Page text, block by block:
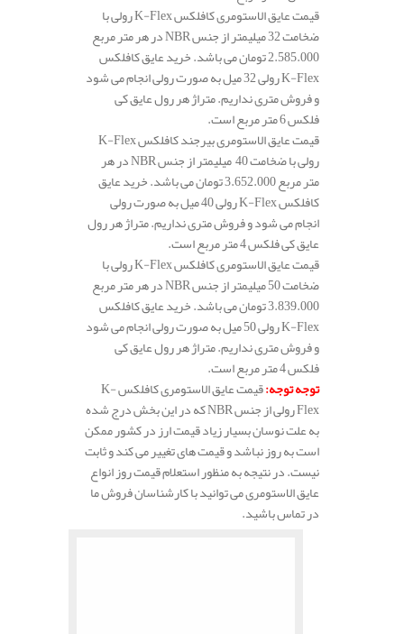
قیمت عایق الاستومری کافلکس K-Flex رولی با
ضخامت 32 میلیمتر از جنس NBR در هر متر مربع
2.585.000 تومان می باشد. خرید عایق کافلکس
K-Flex رولی 32 میل به صورت رولی انجام می شود
و فروش متری نداریم. متراژ هر رول عایق کی
فلکس 6 متر مربع است.
قیمت عایق الاستومری بیرجند کافلکس K-Flex
رولی با ضخامت 40 میلیمتر از جنس NBR در هر
متر مربع 3.652.000 تومان می باشد. خرید عایق
کافلکس K-Flex رولی 40 میل به صورت رولی
انجام می شود و فروش متری نداریم. متراژ هر رول
عایق کی فلکس 4 متر مربع است.
قیمت عایق الاستومری کافلکس K-Flex رولی با
ضخامت 50 میلیمتر از جنس NBR در هر متر مربع
3.839.000 تومان می باشد. خرید عایق کافلکس
K-Flex رولی 50 میل به صورت رولی انجام می شود
و فروش متری نداریم. متراژ هر رول عایق کی
فلکس 4 متر مربع است.
توجه توجه:
قیمت عایق الاستومری کافلکس K-
Flex رولی از جنس NBR که در این بخش درج شده
به علت نوسان بسیار زیاد قیمت ارز در کشور ممکن
است به روز نباشد و قیمت های تغییر می کند و ثابت
نیست. در نتیجه به منظور استعلام قیمت روز انواع
عایق الاستومری می توانید با کارشناسان فروش ما
در تماس باشید.